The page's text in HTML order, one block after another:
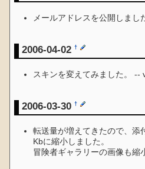
メールアドレスを公開しまし
2006-04-02†
スキンを変えてみました。 --
2006-03-30†
転送量が増えてきたので、添
Kbに縮小しました。
冒険者ギャラリーの画像も縮